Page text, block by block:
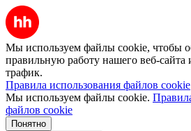
Мы используем файлы cookie, чтобы
правильную работу нашего веб-сайта
трафик.
Правила использования файлов cookie
Мы используем файлы cookie.
файлов cookie
Понятно